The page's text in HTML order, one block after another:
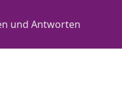
und Antworten